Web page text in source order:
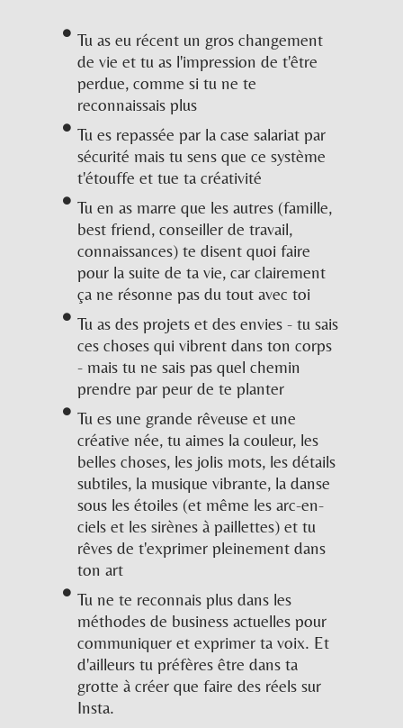
Tu as eu récent un gros changement
de vie et tu as l'impression de t'être
perdue, comme si tu ne te
reconnaissais plus
Tu es repassée par la case salariat par
sécurité mais tu sens que ce système
t'étouffe et tue ta créativité
Tu en as marre que les autres (famille,
best friend, conseiller de travail,
connaissances) te disent quoi faire
pour la suite de ta vie, car clairement
ça ne résonne pas du tout avec toi
Tu as des projets et des envies - tu sais
ces choses qui vibrent dans ton corps
- mais tu ne sais pas quel chemin
prendre par peur de te planter
Tu es une grande rêveuse et une
créative née, tu aimes la couleur, les
belles choses, les jolis mots, les détails
subtiles, la musique vibrante, la danse
sous les étoiles (et même les arc-en-
ciels et les sirènes à paillettes) et tu
rêves de t'exprimer pleinement dans
ton art
Tu ne te reconnais plus dans les
méthodes de business actuelles pour
communiquer et exprimer ta voix. Et
d'ailleurs tu préfères être dans ta
grotte à créer que faire des réels sur
Insta.